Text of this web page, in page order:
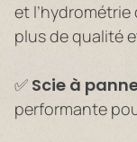
et l’hydrométrie
plus de qualité
✅ Scie à
performante